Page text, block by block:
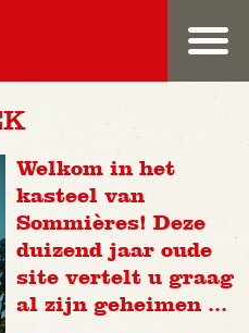
Welkom in het
kasteel van
Sommières! Deze
duizend jaar oude
site vertelt u graag
al zijn geheimen ...